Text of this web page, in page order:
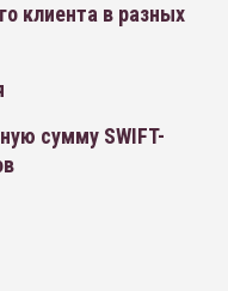
клиента в разных
сумму SWIFT-